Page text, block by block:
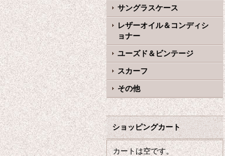
サングラスケース
レザーオイル＆コンディシ
ョナー
ユーズド＆ビンテージ
スカーフ
その他
ショッピングカート
カートは空です。